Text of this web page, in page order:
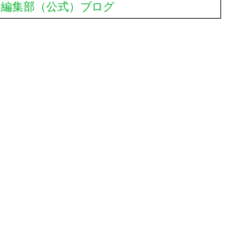
編集部（公式）ブログ